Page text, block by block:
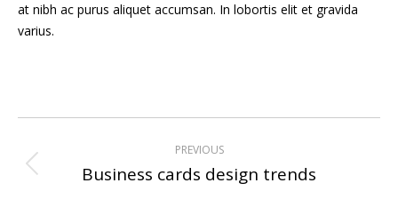
at nibh ac purus aliquet accumsan. In lobortis elit et gravida
varius.
navigation
PREVIOUS
Previous
Business cards design trends